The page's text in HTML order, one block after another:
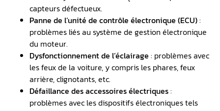
capteurs défectueux.
Panne de l’unité de contrôle électronique (ECU):
problèmes liés au système de gestion électronique
du moteur.
Dysfonctionnement de l’éclairage : problèmes avec
les feux de la voiture, y compris les phares, feux
arrière, clignotants, etc.
Défaillance des accessoires électriques:
problèmes avec les dispositifs électroniques tels